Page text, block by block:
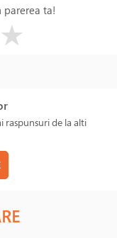
ta!
★
raspunsuri de la alti